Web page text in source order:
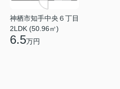
神栖市知手中央６丁目
2LDK (50.96㎡)
6.5万円